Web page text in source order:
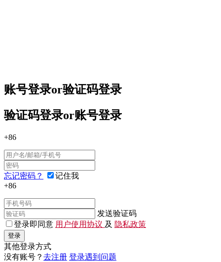
账号登录or验证码登录
验证码登录or账号登录
+86
忘记密码？
记住我
+86
发送验证码
登录即同意 用户使用协议 及 隐私政策
登录
其他登录方式
没有账号？ 去注册 登录遇到问题